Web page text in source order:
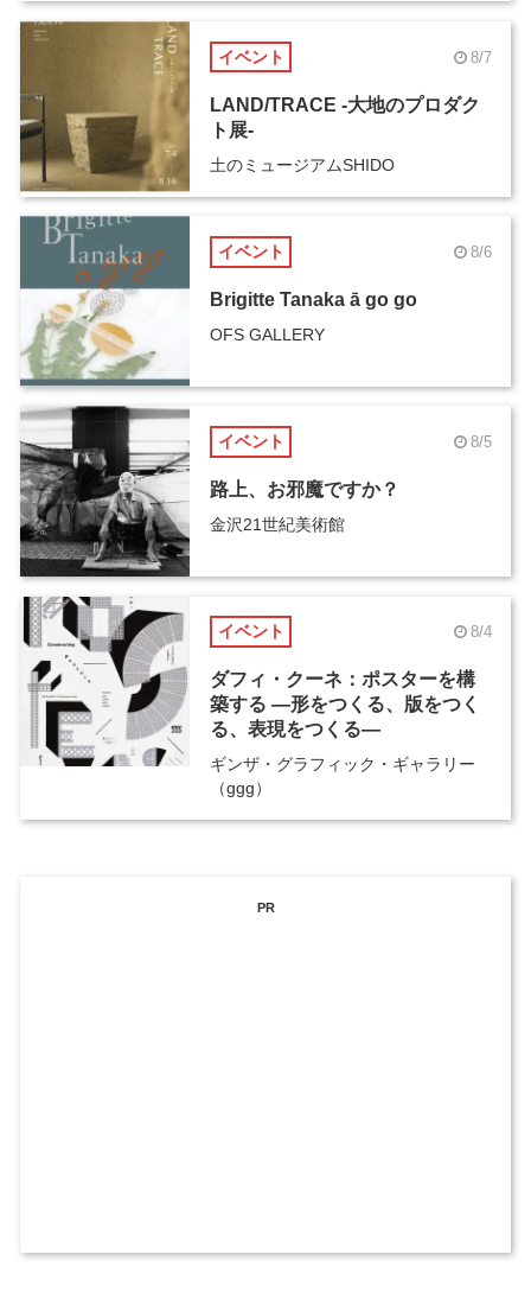
イベント 8/7
LAND/TRACE -大地のプロダク
ト展-
土のミュージアムSHIDO
イベント 8/6
Brigitte Tanaka ā go go
OFS GALLERY
イベント 8/5
路上、お邪魔ですか？
金沢21世紀美術館
イベント 8/4
ダフィ・クーネ：ポスターを構
築する ―形をつくる、版をつく
る、表現をつくる―
ギンザ・グラフィック・ギャラリー
（ggg）
PR